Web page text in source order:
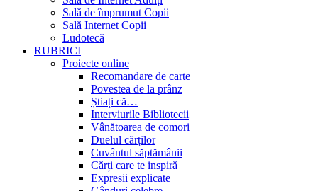
Sală de împrumut Copii
Sală Internet Copii
Ludotecă
RUBRICI
Proiecte online
Recomandare de carte
Povestea de la prânz
Știați că…
Interviurile Bibliotecii
Vânătoarea de comori
Duelul cărților
Cuvântul săptămânii
Cărți care te inspiră
Expresii explicate